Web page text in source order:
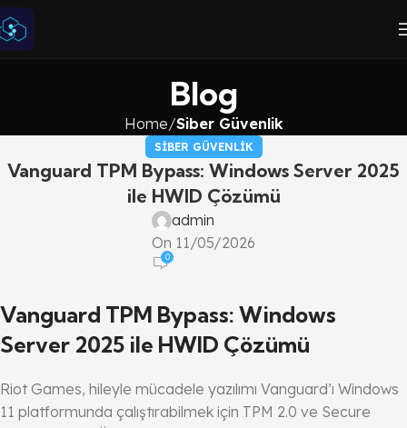
Blog
Home Siber Güvenlik
SIBER GÜVENLIK
Vanguard TPM Bypass: Windows Server 2025
ile HWID Çözümü
admin
On 11/05/2026
0
Vanguard TPM Bypass: Windows
Server 2025 ile HWID Çözümü
Riot Games, hileyle mücadele yazılımı Vanguard’ı Windows
11 platformunda çalıştırabilmek için TPM 2.0 ve Secure